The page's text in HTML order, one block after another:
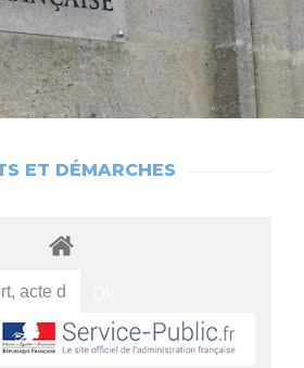
ET DÉMARCHES